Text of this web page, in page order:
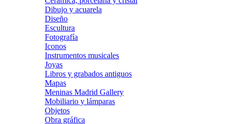
Dibujo y acuarela
Diseño
Escultura
Fotografía
Iconos
Instrumentos musicales
Joyas
Libros y grabados antiguos
Mapas
Meninas Madrid Gallery
Mobiliario y lámparas
Objetos
Obra gráfica